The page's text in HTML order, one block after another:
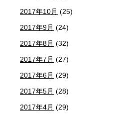
2017年10月 (25)
2017年9月 (24)
2017年8月 (32)
2017年7月 (27)
2017年6月 (29)
2017年5月 (28)
2017年4月 (29)